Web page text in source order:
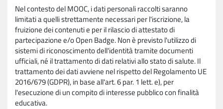
Nel contesto del MOOC, i dati personali raccolti saranno
limitati a quelli strettamente necessari per l'iscrizione, la
fruizione dei contenuti e per il rilascio di attestato di
partecipazione e/o Open Badge. Non è previsto l'utilizzo di
sistemi di riconoscimento dell'identità tramite documenti
ufficiali, né il trattamento di dati relativi allo stato di salute. Il
trattamento dei dati avviene nel rispetto del Regolamento UE
2016/679 (GDPR), in base all'art. 6 par. 1 lett. e), per
l'esecuzione di un compito di interesse pubblico con finalità
educativa.